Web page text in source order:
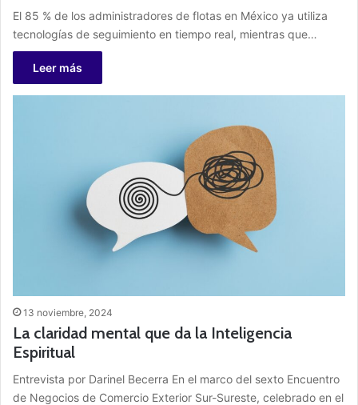
El 85 % de los administradores de flotas en México ya utiliza
tecnologías de seguimiento en tiempo real, mientras que…
Leer más
13 noviembre, 2024
La claridad mental que da la Inteligencia
Espiritual
Entrevista por Darinel Becerra En el marco del sexto Encuentro
de Negocios de Comercio Exterior Sur-Sureste, celebrado en el